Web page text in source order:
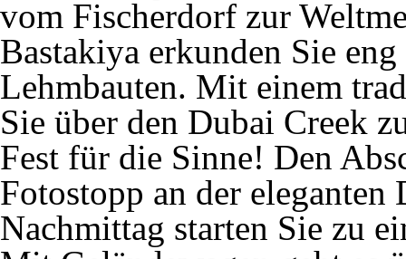
vom Fischerdorf zur
Bastakiya erkunden Sie
Lehmbauten. Mit einem
Sie über den Dubai Creek
Fest für die Sinne! Den
Fotostopp an der
Nachmittag starten Sie zu